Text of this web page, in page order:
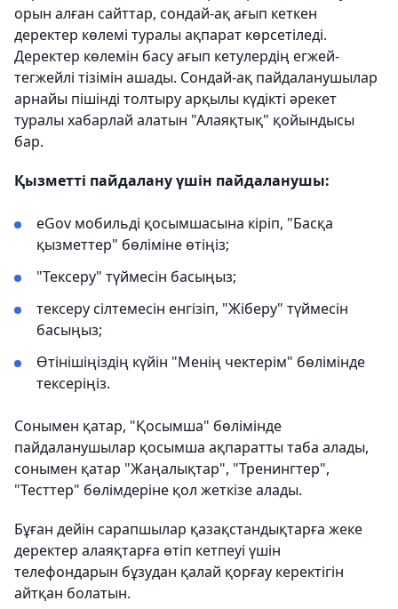
орын алған сайттар, сондай-ақ ағып кеткен
деректер көлемі туралы ақпарат көрсетіледі.
Деректер көлемін басу ағып кетулердің егжей-
тегжейлі тізімін ашады. Сондай-ақ пайдаланушылар
арнайы пішінді толтыру арқылы күдікті әрекет
туралы хабарлай алатын "Алаяқтық" қойындысы
бар.
Қызметті пайдалану үшін пайдаланушы:
eGov мобильді қосымшасына кіріп, "Басқа
қызметтер" бөліміне өтіңіз;
"Тексеру" түймесін басыңыз;
тексеру сілтемесін енгізіп, "Жіберу" түймесін
басыңыз;
Өтінішіңіздің күйін "Менің чектерім" бөлімінде
тексеріңіз.
Сонымен қатар, "Қосымша" бөлімінде
пайдаланушылар қосымша ақпаратты таба алады,
сонымен қатар "Жаңалықтар", "Тренингтер",
"Тесттер" бөлімдеріне қол жеткізе алады.
Бұған дейін сарапшылар қазақстандықтарға жеке
деректер алаяқтарға өтіп кетпеуі үшін
телефондарын бұзудан қалай қорғау керектігін
айтқан болатын.